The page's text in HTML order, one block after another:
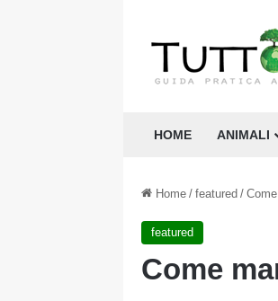
HOME ANIMALI
Home / featured /
featured
Come